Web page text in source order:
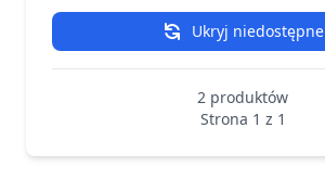
Ukryj niedostępne
2 produktów
Strona 1 z 1